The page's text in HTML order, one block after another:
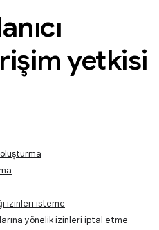
yetkisi
izinleri isteme
yönelik izinleri iptal etme